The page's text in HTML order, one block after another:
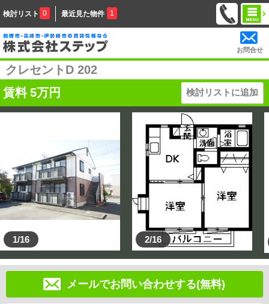
検討リスト 0 最近見た物件 1
お問合せ
クレセントD 202
賃料 5万円 検討リストに追加
1/16 2/16
メールでお問い合わせする(無料)